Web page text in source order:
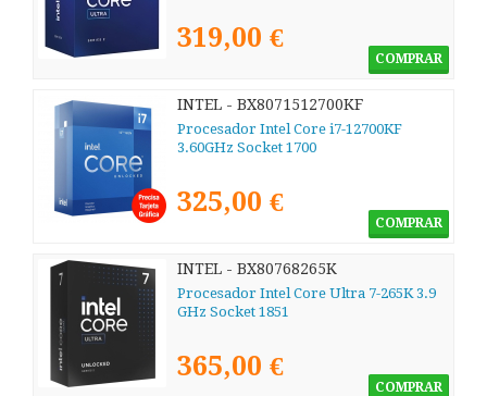
319,00 €
COMPRAR
INTEL - BX8071512700KF
Procesador Intel Core i7-12700KF
3.60GHz Socket 1700
325,00 €
COMPRAR
INTEL - BX80768265K
Procesador Intel Core Ultra 7-265K 3.9
GHz Socket 1851
365,00 €
COMPRAR